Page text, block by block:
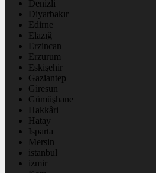
Denizli
Diyarbakır
Edirne
Elazığ
Erzincan
Erzurum
Eskişehir
Gaziantep
Giresun
Gümüşhane
Hakkâri
Hatay
Isparta
Mersin
istanbul
izmir